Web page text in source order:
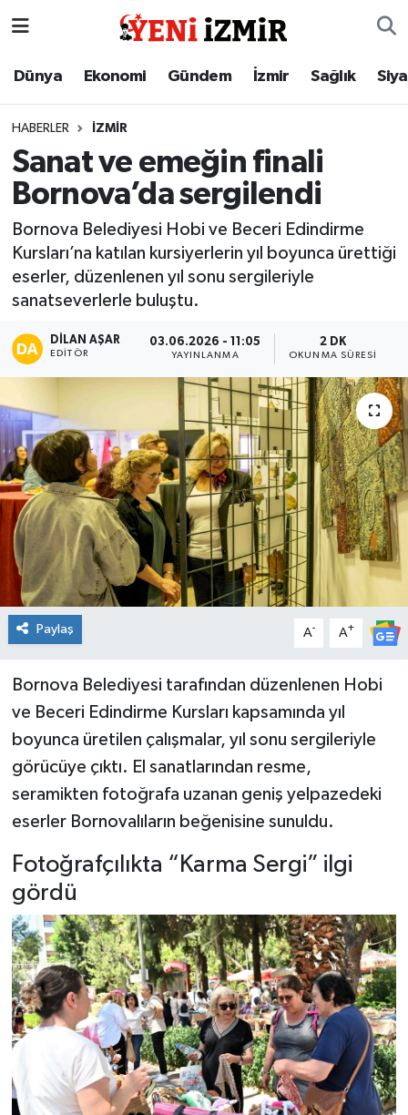
Dünya Ekonomi Gündem İzmir Sağlık
HABERLER İZMIR
Sanat ve emeğin finali
Bornova’da sergilendi
Bornova Belediyesi Hobi ve Beceri Edindirme
Kursları’na katılan kursiyerlerin yıl boyunca ürettiği
eserler, düzenlenen yıl sonu sergileriyle
sanatseverlerle buluştu.
DILAN AŞAR
EDITÖR
03.06.2026 - 11:05
YAYINLANMA
2 DK
OKUNMA SÜRESI
Paylaş A- A+
Bornova Belediyesi tarafından düzenlenen Hobi
ve Beceri Edindirme Kursları kapsamında yıl
boyunca üretilen çalışmalar, yıl sonu sergileriyle
görücüye çıktı. El sanatlarından resme,
seramikten fotoğrafa uzanan geniş yelpazedeki
eserler Bornovalıların beğenisine sunuldu.
Fotoğrafçılıkta “Karma Sergi” ilgi
gördü
Dünya
Gündem
İzmir
Sağlık
Siyaset
Magazin
Spor
Teknoloji
Tatil ve Seyahat
Çevre
Okul Gazetesi
İzmir Nöbetçi Eczaneler
İzmir Namaz Vakitleri
İzmir Trafik Yoğunluk Haritası
Süper Lig Puan Durumu ve Fikstür
Tüm Manşetler
Son Dakika Haberleri